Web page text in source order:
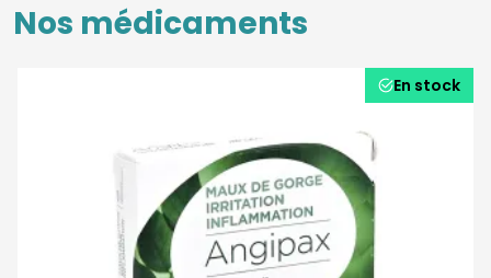
Nos médicaments
En stock